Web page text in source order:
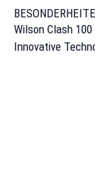
Wilson Clash
Innovative